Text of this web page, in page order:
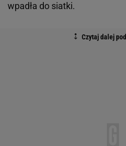
wpadła do siatki.